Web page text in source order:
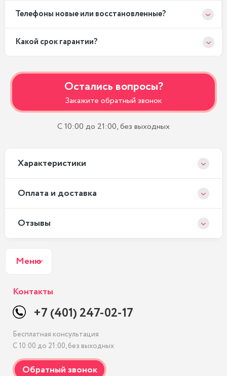
Телефоны новые или восстановленные?
Какой срок гарантии?
Остались вопросы?
Закажите обратный звонок
С 10:00 до 21:00, без выходных
Xарактеристики
Оплата и доставка
Отзывы
Меню
Контакты
+7 (401) 247-02-17
Бесплатная консультация
С 10:00 до 21:00, без выходных